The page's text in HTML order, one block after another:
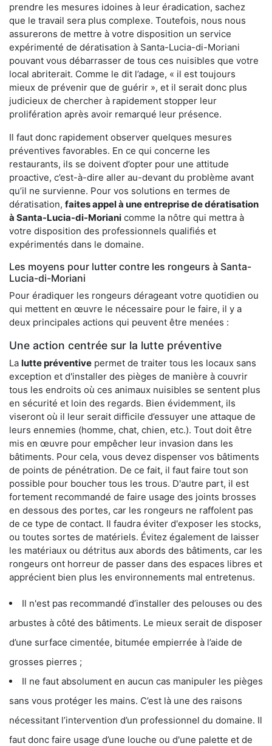
prendre les mesures idoines à leur éradication, sachez
que le travail sera plus complexe. Toutefois, nous nous
assurerons de mettre à votre disposition un service
expérimenté de dératisation à Santa-Lucia-di-Moriani
pouvant vous débarrasser de tous ces nuisibles que votre
local abriterait. Comme le dit l’adage, « il est toujours
mieux de prévenir que de guérir », et il serait donc plus
judicieux de chercher à rapidement stopper leur
prolifération après avoir remarqué leur présence.
Il faut donc rapidement observer quelques mesures
préventives favorables. En ce qui concerne les
restaurants, ils se doivent d’opter pour une attitude
proactive, c’est-à-dire aller au-devant du problème avant
qu’il ne survienne. Pour vos solutions en termes de
dératisation, faites appel à une entreprise de dératisation
à Santa-Lucia-di-Moriani comme la nôtre qui mettra à
votre disposition des professionnels qualifiés et
expérimentés dans le domaine.
Les moyens pour lutter contre les rongeurs à Santa-
Lucia-di-Moriani
Pour éradiquer les rongeurs dérageant votre quotidien ou
qui mettent en œuvre le nécessaire pour le faire, il y a
deux principales actions qui peuvent être menées :
Une action centrée sur la lutte préventive
La lutte préventive permet de traiter tous les locaux sans
exception et d'installer des pièges de manière à couvrir
tous les endroits où ces animaux nuisibles se sentent plus
en sécurité et loin des regards. Bien évidemment, ils
viseront où il leur serait difficile d’essuyer une attaque de
leurs ennemies (homme, chat, chien, etc.). Tout doit être
mis en œuvre pour empêcher leur invasion dans les
bâtiments. Pour cela, vous devez dispenser vos bâtiments
de points de pénétration. De ce fait, il faut faire tout son
possible pour boucher tous les trous. D'autre part, il est
fortement recommandé de faire usage des joints brosses
en dessous des portes, car les rongeurs ne raffolent pas
de ce type de contact. Il faudra éviter d'exposer les stocks,
ou toutes sortes de matériels. Évitez également de laisser
les matériaux ou détritus aux abords des bâtiments, car les
rongeurs ont horreur de passer dans des espaces libres et
apprécient bien plus les environnements mal entretenus.
Il n'est pas recommandé d’installer des pelouses ou des
arbustes à côté des bâtiments. Le mieux serait de disposer
d’une surface cimentée, bitumée empierrée à l’aide de
grosses pierres ;
Il ne faut absolument en aucun cas manipuler les pièges
sans vous protéger les mains. C’est là une des raisons
nécessitant l’intervention d’un professionnel du domaine. Il
faut donc faire usage d’une louche ou d'une palette et de